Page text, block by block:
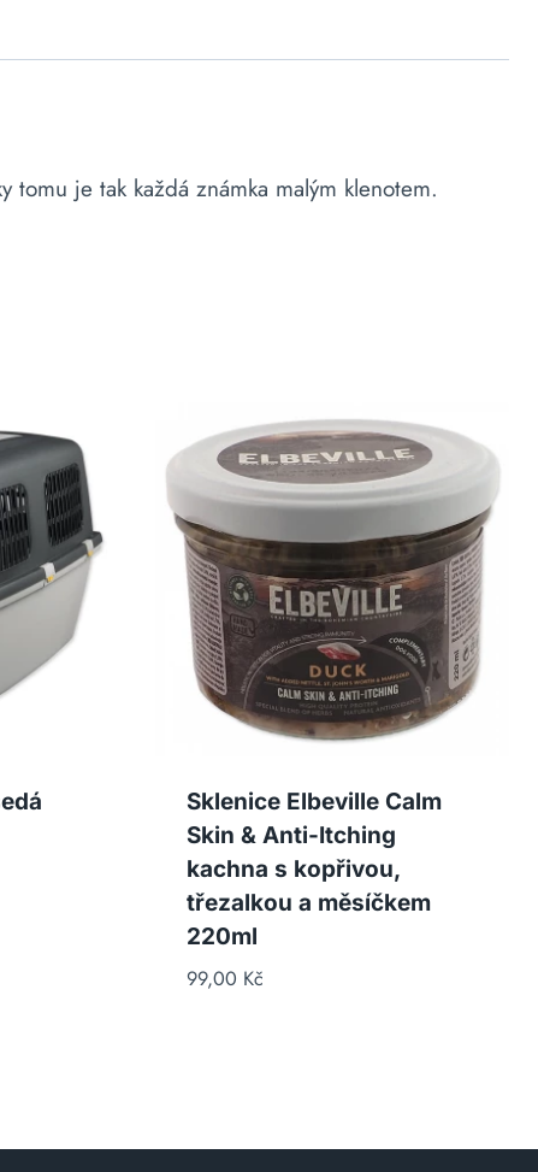
je tak každá známka malým klenotem.
Sklenice Elbeville Calm
Skin & Anti-Itching
kachna s kopřivou,
třezalkou a měsíčkem
220ml
99,00 Kč